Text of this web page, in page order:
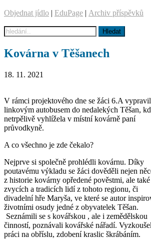
Objednat jídlo | EduPage | Archiv příspěvků
Kovárna v Těšanech
18. 11. 2021
V rámci projektového dne se žáci 6.A
linkovým autobusem do nedalekých Těšan,
netrpělivě vyhlížela v místní kovárně paní
průvodkyně.
A co všechno je zde čekalo?
Nejprve si společně prohlédli kovárnu. Díky
poutavému výkladu se žáci dověděli nejen
z historie kovárny opředené pověstmi, ale
zvycích a tradicích lidí z tohoto regionu, či
divadelní hře Maryša, ve které se autor
životními osudy jedné z obyvatelek Těšan.
Seznámili se s kovářskou , ale i zemědělskou
činností, poznávali kovářské nářadí.
práci na obříslu, zdobení kraslic škrábáním.